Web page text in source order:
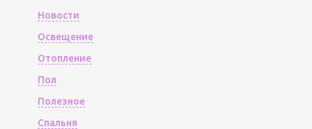
Новости
Освещение
Отопление
Пол
Полезное
Спальня